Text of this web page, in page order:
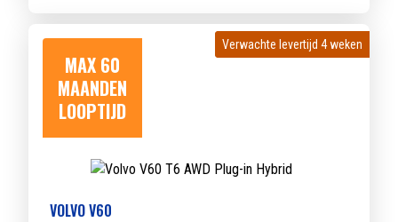
MAX 60
MAANDEN
LOOPTIJD
Verwachte levertijd 4 weken
Verwachte levertijd 4 weken
VOLVO V60